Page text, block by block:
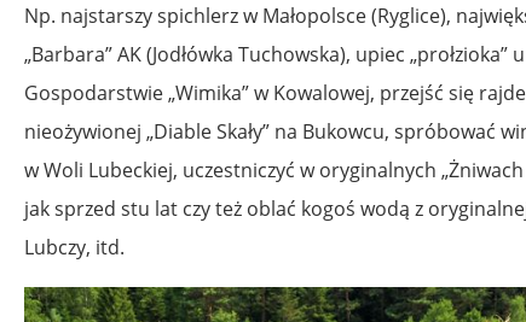
Np. najstarszy spichlerz w Małopolsce (Ryglice),
„Barbara” AK (Jodłówka Tuchowska), upiec
Gospodarstwie „Wimika” w Kowalowej, przejść się
nieożywionej „Diable Skały” na Bukowcu, spróbować
w Woli Lubeckiej, uczestniczyć w oryginalnych
jak sprzed stu lat czy też oblać kogoś wodą z
Lubczy, itd.